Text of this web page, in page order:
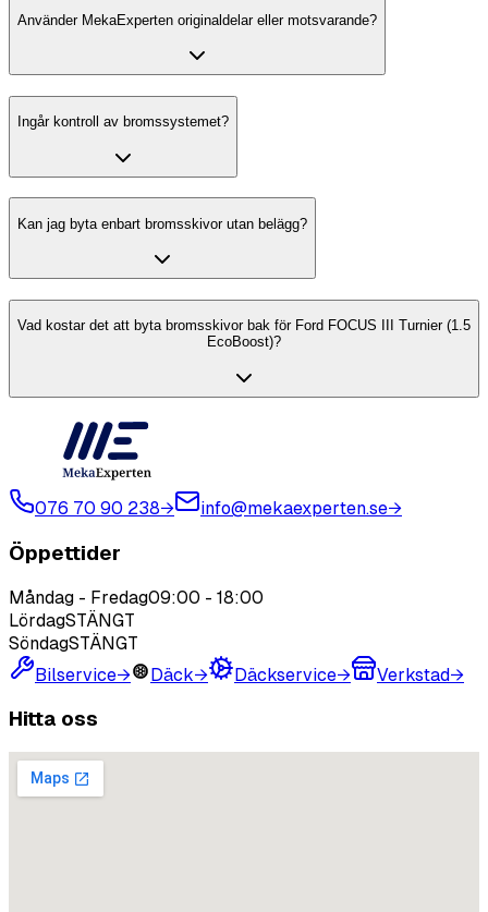
Använder MekaExperten originaldelar eller motsvarande?
Ingår kontroll av bromssystemet?
Kan jag byta enbart bromsskivor utan belägg?
Vad kostar det att byta bromsskivor bak för Ford FOCUS III Turnier (1.5
EcoBoost)?
076 70 90 238→ info@mekaexperten.se→
Öppettider
Måndag - Fredag09:00 - 18:00
LördagSTÄNGT
SöndagSTÄNGT
Bilservice→ Däck→ Däckservice→ Verkstad→
Hitta oss